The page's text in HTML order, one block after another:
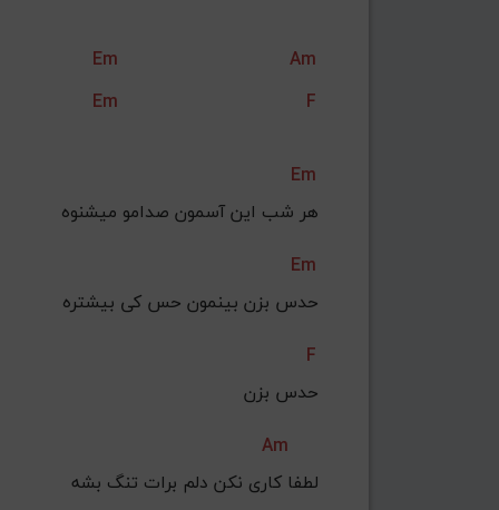
Em
Am
Em
F
Em
هر شب این آسمون صدامو میشنوه
Em
حدس بزن بینمون حس کی بیشتره
F
حدس بزن
Am
لطفا کاری نکن دلم برات تنگ بشه